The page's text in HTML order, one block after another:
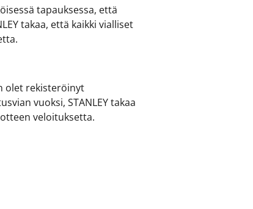
tapauksessa, että
takaa, että kaikki vialliset
olet rekisteröinyt
vuoksi, STANLEY takaa
veloituksetta.